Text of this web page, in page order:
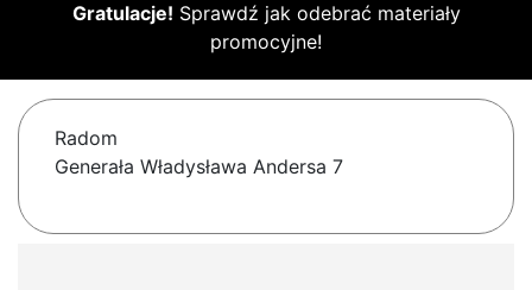
Gratulacje! Sprawdź jak odebrać materiały
promocyjne!
Radom
Generała Władysława Andersa 7